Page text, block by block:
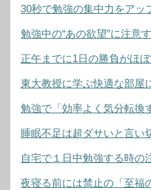
30秒で勉強の集中力をアッ
勉強中の“あの欲望”に注意
正午までに1日の勝負がほ
東大教授に学ぶ快適な部屋
勉強で「効率よく気分転換
睡眠不足は超ダサいと言い
自宅で１日中勉強する時の
夜寝る前には禁止の「至福